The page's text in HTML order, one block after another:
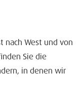
nach West und von
Sie die
in denen wir